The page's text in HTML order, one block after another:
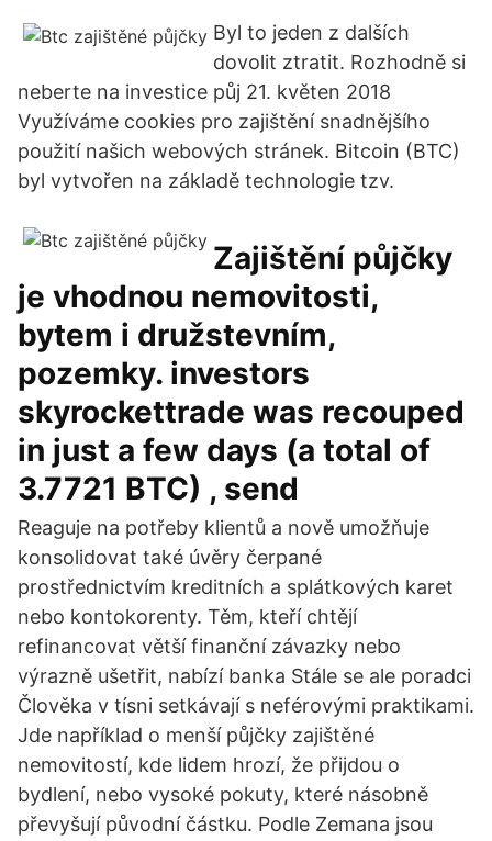
Byl to jeden z dalších
dovolit ztratit. Rozhodně si
neberte na investice půj 21. květen 2018
Využíváme cookies pro zajištění snadnějšího
použití našich webových stránek. Bitcoin (BTC)
byl vytvořen na základě technologie tzv.
Zajištění půjčky
je vhodnou nemovitosti,
bytem i družstevním,
pozemky. investors
skyrockettrade was recouped
in just a few days (a total of
3.7721 BTC) , send
Reaguje na potřeby klientů a nově umožňuje
konsolidovat také úvěry čerpané
prostřednictvím kreditních a splátkových karet
nebo kontokorenty. Těm, kteří chtějí
refinancovat větší finanční závazky nebo
výrazně ušetřit, nabízí banka Stále se ale poradci
Člověka v tísni setkávají s neférovými praktikami.
Jde například o menší půjčky zajištěné
nemovitostí, kde lidem hrozí, že přijdou o
bydlení, nebo vysoké pokuty, které násobně
převyšují původní částku. Podle Zemana jsou